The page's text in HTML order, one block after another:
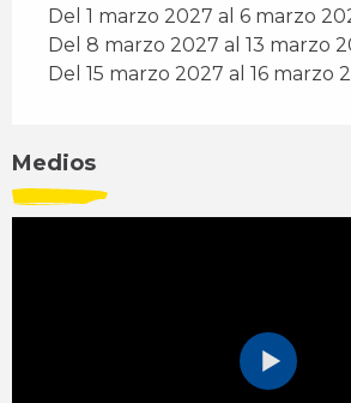
Del 1 marzo 2027 al 6 marzo
Del 8 marzo 2027 al 13 marzo
Del 15 marzo 2027 al 16 marzo
Medios